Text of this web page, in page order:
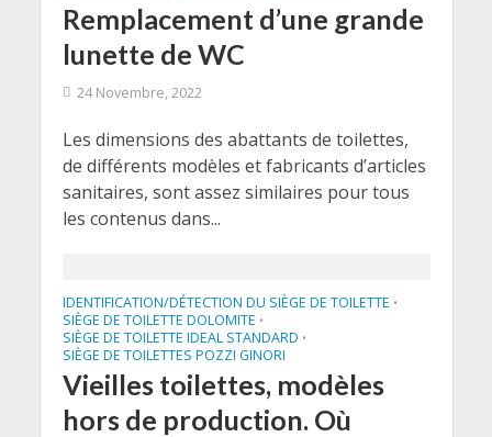
Remplacement d’une grande
lunette de WC
24 Novembre, 2022
Les dimensions des abattants de toilettes,
de différents modèles et fabricants d’articles
sanitaires, sont assez similaires pour tous
les contenus dans...
IDENTIFICATION/DÉTECTION DU SIÈGE DE TOILETTE •
SIÈGE DE TOILETTE DOLOMITE •
SIÈGE DE TOILETTE IDEAL STANDARD •
SIÈGE DE TOILETTES POZZI GINORI
Vieilles toilettes, modèles
hors de production. Où